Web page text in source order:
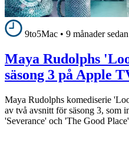
9to5Mac • 9 månader sedan
Maya Rudolphs
säsong 3 på Apple
Maya Rudolphs komediserie
av två avsnitt för säsong 3, som
'Severance' och 'The Good